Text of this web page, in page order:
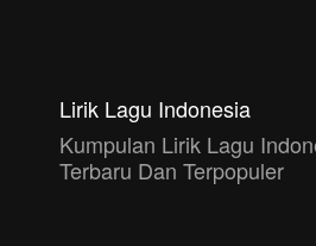
Lirik Lagu Indonesia
Kumpulan Lirik Lagu
Terbaru Dan Terpopuler